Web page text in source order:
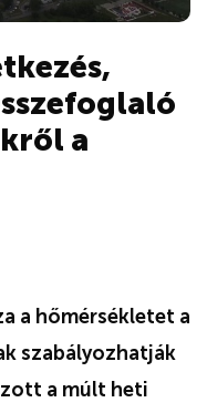
a
a hőmérsékletet a
szabályozhatják
a múlt heti